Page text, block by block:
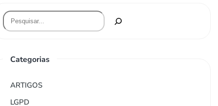
Categorias
ARTIGOS
LGPD